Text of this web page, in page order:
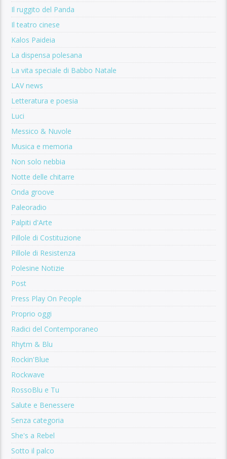
Il ruggito del Panda
Il teatro cinese
Kalos Paideia
La dispensa polesana
La vita speciale di Babbo Natale
LAV news
Letteratura e poesia
Luci
Messico & Nuvole
Musica e memoria
Non solo nebbia
Notte delle chitarre
Onda groove
Paleoradio
Palpiti d'Arte
Pillole di Costituzione
Pillole di Resistenza
Polesine Notizie
Post
Press Play On People
Proprio oggi
Radici del Contemporaneo
Rhytm & Blu
Rockin'Blue
Rockwave
RossoBlu e Tu
Salute e Benessere
Senza categoria
She's a Rebel
Sotto il palco